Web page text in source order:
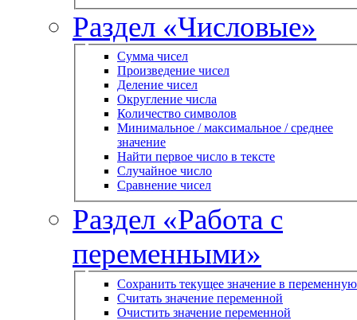
Раздел «Числовые»
Сумма чисел
Произведение чисел
Деление чисел
Округление числа
Количество символов
Минимальное / максимальное / среднее
значение
Найти первое число в тексте
Случайное число
Сравнение чисел
Раздел «Работа с
переменными»
Сохранить текущее значение в переменную
Считать значение переменной
Очистить значение переменной